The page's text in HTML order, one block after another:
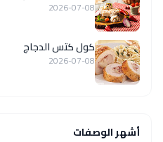
2026-07-08
كول كتس الدجاج
2026-07-08
أشهر الوصفات